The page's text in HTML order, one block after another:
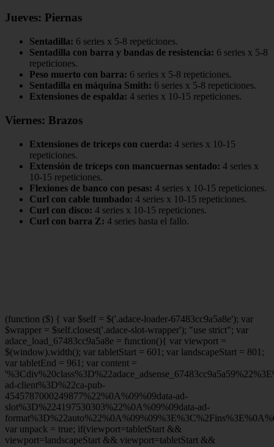
Jueves: Piernas
Sentadilla: 6 series x 5-8 repeticiones.
Sentadilla con barra y bandas de resistencia: 6 series x 5-8
repeticiones.
Peso muerto con barra: 6 series x 5-8 repeticiones.
Sentadilla en máquina Smith: 6 series x 5-8 repeticiones.
Extensiones de espalda: 4 series x 10-15 repeticiones.
Viernes: Brazos
Extensiones de tríceps con cuerda: 4 series x 10-15
repeticiones.
Extensión de tríceps con mancuernas sentado: 4 series x
10-15 repeticiones.
Flexiones de banco con pesas: 4 series x 10-15 repeticiones.
Curl con cable tumbado: 4 series x 10-15 repeticiones.
Curl con disco: 4 series x 10-15 repeticiones.
Curl con barra Z: 4 series hasta el fallo.
(function ($) { var $self = $('.adace-loader-67483cc9a5a8e'); var
$wrapper = $self.closest('.adace-slot-wrapper'); "use strict"; var
adace_load_67483cc9a5a8e = function(){ var viewport =
$(window).width(); var tabletStart = 601; var landscapeStart = 801;
var tabletEnd = 961; var content =
ad-client%3D%22ca-pub-
4545787000249877%22%0A%09%09data-ad-
slot%3D%224197530303%22%0A%09%09data-ad-
var unpack = true; if(viewport=tabletStart &&
viewport=landscapeStart && viewport=tabletStart &&